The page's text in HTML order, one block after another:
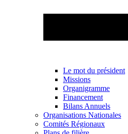
Le mot du président
Missions
Organigramme
Financement
Bilans Annuels
Organisations Nationales
Comités Régionaux